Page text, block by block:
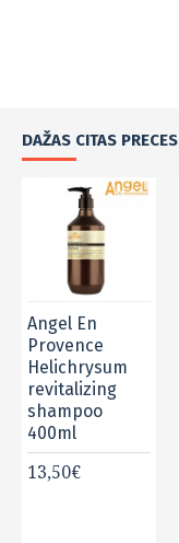
DAŽAS CITAS PRECES
Angel En
Provence
Helichrysum
revitalizing
shampoo
400ml
13,50€